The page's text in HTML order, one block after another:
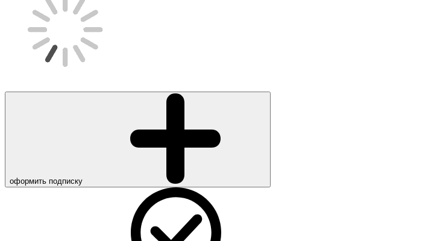
оформить подписку